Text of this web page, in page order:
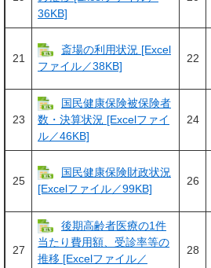
36KB]
21
斎場の利用状況 [Excel
ファイル／38KB]
22
23
国民健康保険被保険者
数・決算状況 [Excelファイ
ル／46KB]
24
25
国民健康保険財政状況
[Excelファイル／99KB]
26
27
後期高齢者医療の1件
当たり費用額、受診率等の
推移 [Excelファイル／
28